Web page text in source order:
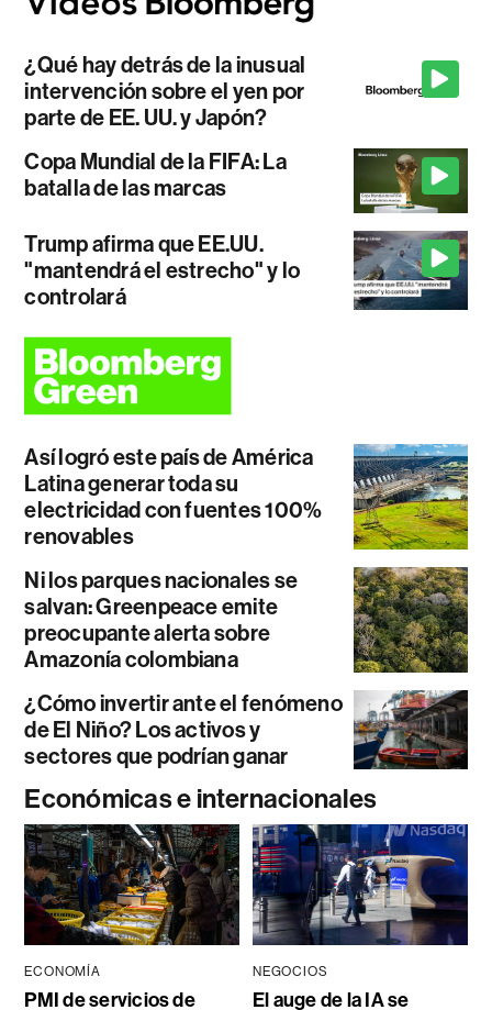
¿Qué hay detrás de la inusual
intervención sobre el yen por
parte de EE. UU. y Japón?
Copa Mundial de la FIFA: La
batalla de las marcas
Trump afirma que EE.UU.
"mantendrá el estrecho" y lo
controlará
Así logró este país de América
Latina generar toda su
electricidad con fuentes 100%
renovables
Ni los parques nacionales se
salvan: Greenpeace emite
preocupante alerta sobre
Amazonía colombiana
¿Cómo invertir ante el fenómeno
de El Niño? Los activos y
sectores que podrían ganar
Económicas e internacionales
ECONOMÍA
PMI de servicios de
NEGOCIOS
El auge de la IA se